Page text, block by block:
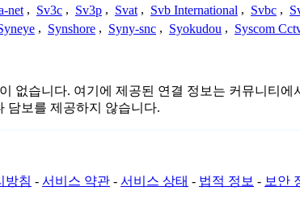
net , Sv3c , Sv3p , Svat , Svb International , Svbc ,
, Synshore , Syny-snc , Syokudou , Syscom
없습니다. 여기에 제공된 연결 정보는 커뮤니티
담보를 제공하지 않습니다.
방침 - 서비스 약관 - 서비스 상태 - 법적 정보 - 보안